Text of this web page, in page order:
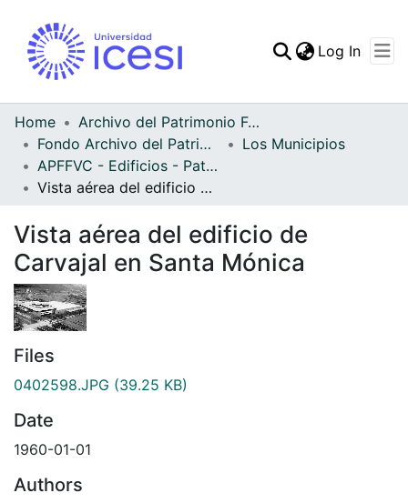
Statistics
Log In
Home
Archivo del Patrimonio Fotográfico y Fílmico del Valle del Cauca
Fondo Archivo del Patrimonio Fotográfico y Fílmico del Valle del Cauca
Los Municipios
APFFVC - Edificios - Patrimonial
Vista aérea del edificio de Carvajal en Santa Mónica
Vista aérea del edificio de
Carvajal en Santa Mónica
Files
0402598.JPG (39.25 KB)
Date
1960-01-01
Authors